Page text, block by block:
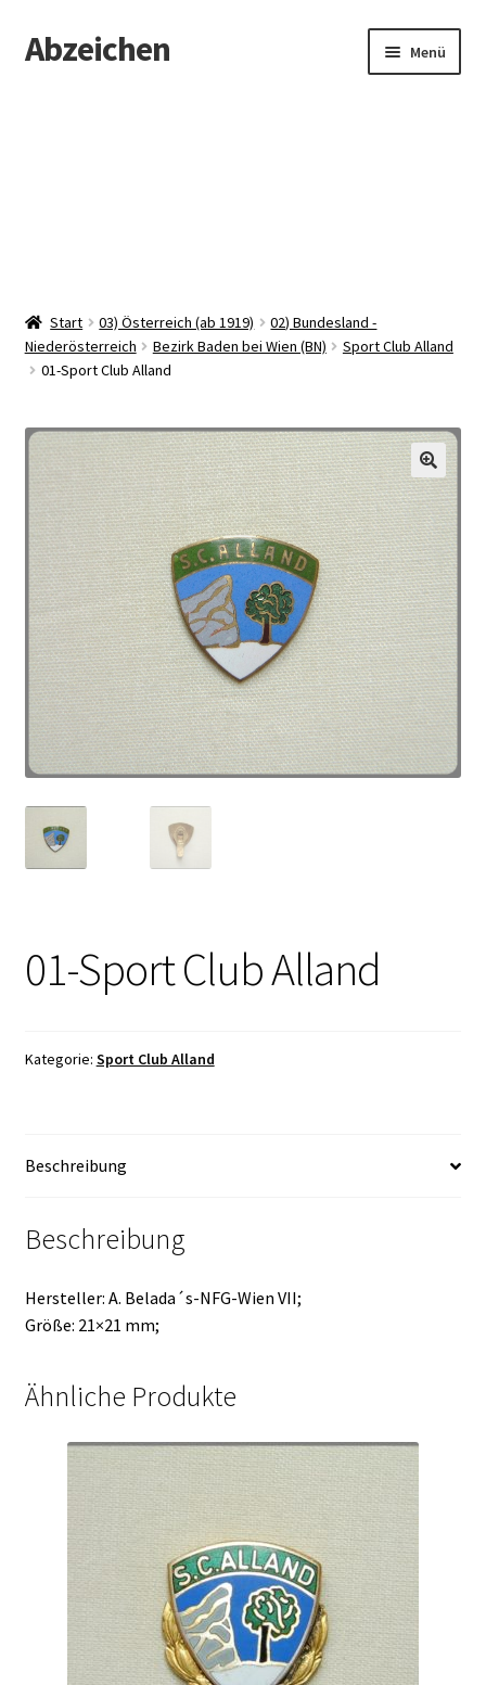
Zur
Navigation
Zum
Inhalt
Abzeichen Menü
Start 03) Österreich (ab 1919)
02) Bundesland -
Niederösterreich
Bezirk Baden bei Wien (BN)
Sport Club Alland
01-Sport Club Alland
01-Sport Club Alland
Kategorie: Sport Club Alland
Beschreibung
Beschreibung
Hersteller: A. Belada´s-NFG-Wien VII;
Größe: 21×21 mm;
Ähnliche Produkte